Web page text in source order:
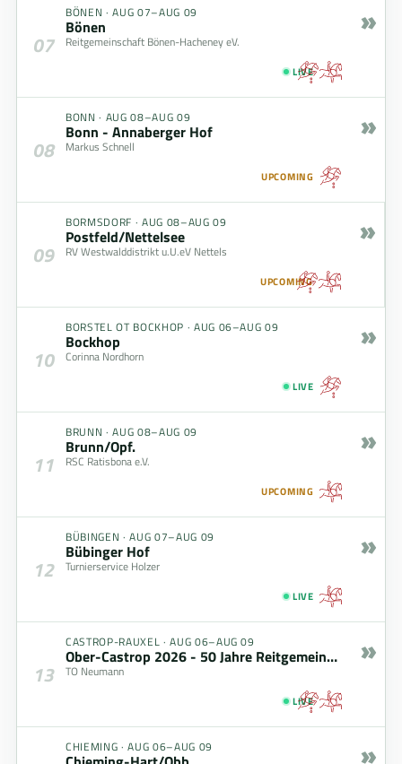
07
BÖNEN ·AUG 07–AUG 09
Bönen
Reitgemeinschaft Bönen-Hacheney eV.
LIVE
»
08
BONN · AUG 08–AUG 09
Bonn - Annaberger Hof
Markus Schnell
UPCOMING
»
09
BORMSDORF · AUG 08–AUG 09
Postfeld/Nettelsee
RV Westwalddistrikt u.U.eV Nettels
UPCOMING
»
10
BORSTEL OT BOCKHOP · AUG 06–AUG 09
Bockhop
Corinna Nordhorn
LIVE
»
11
BRUNN ·AUG 08–AUG 09
Brunn/Opf.
RSC Ratisbona e.V.
UPCOMING
»
12
BÜBINGEN ·AUG 07–AUG 09
Bübinger Hof
Turnierservice Holzer
LIVE
»
13
CASTROP-RAUXEL ·AUG 06–AUG 09
Ober-Castrop 2026 - 50 Jahre Reitgemeinschaft
TO Neumann
LIVE
»
CHIEMING ·AUG 06–AUG 09 »